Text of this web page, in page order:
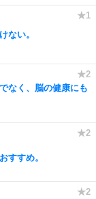
ない。
なく、脳の健康にも
すすめ。